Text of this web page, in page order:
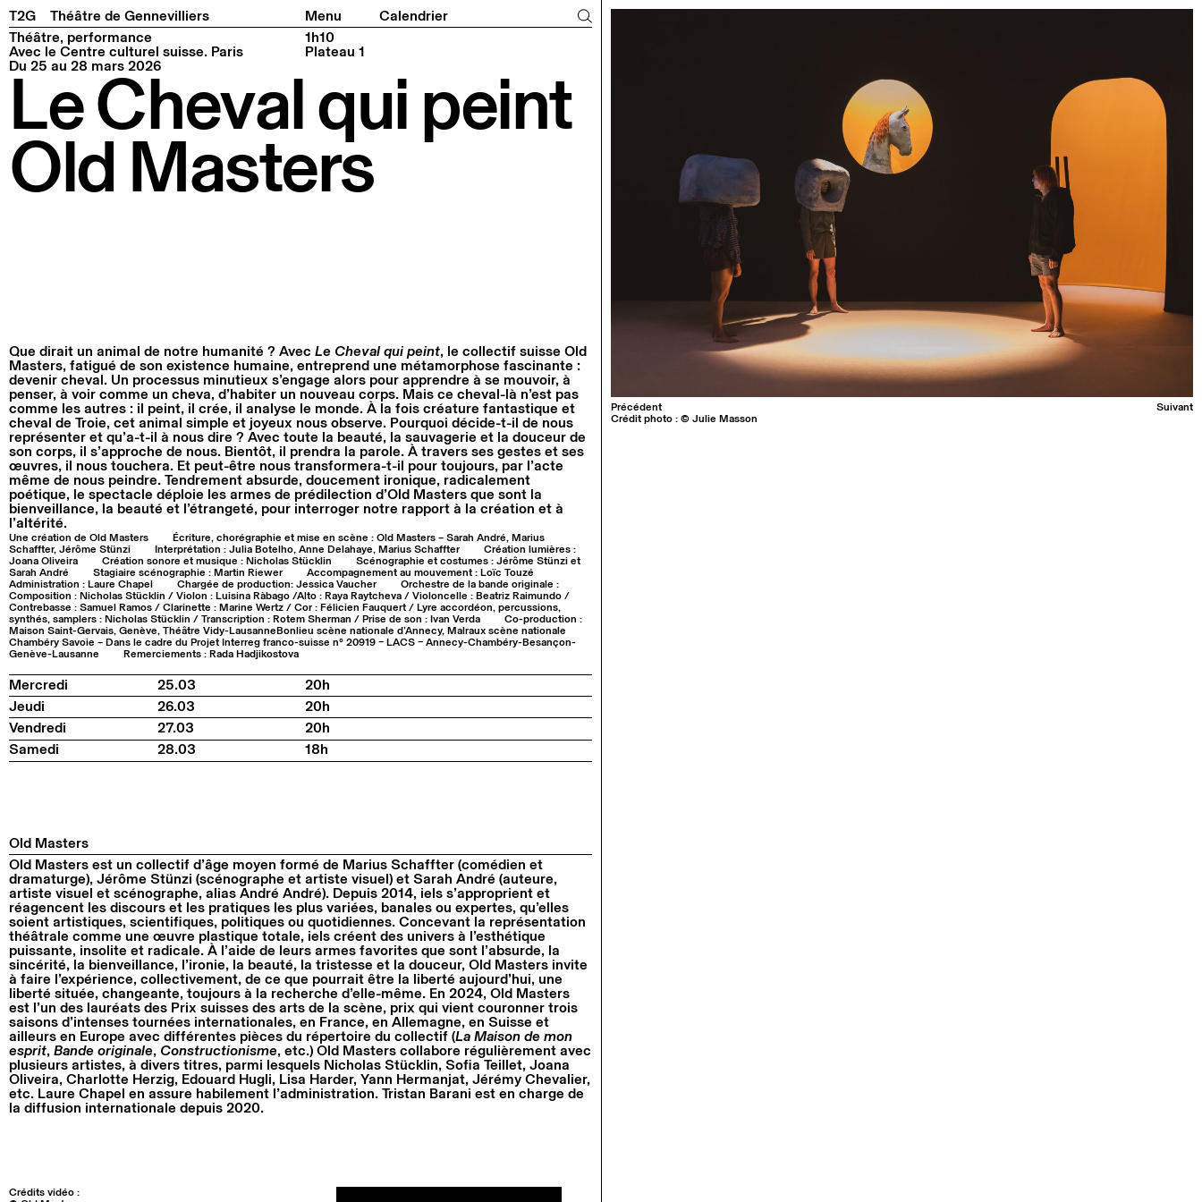
T2G Théâtre de Gennevilliers Menu Calendrier
Facebook
Instagram Tiktok
Plan du T2G
Théâtre, performance
Avec le Centre culturel suisse. Paris
Du 25 au 28 mars 2026
1h10
Plateau 1
Le Cheval qui peint
Old Masters
Que dirait un animal de notre humanité ? Avec Le Cheval qui peint, le collectif suisse Old
Masters, fatigué de son existence humaine, entreprend une métamorphose fascinante :
devenir cheval. Un processus minutieux s’engage alors pour apprendre à se mouvoir, à
penser, à voir comme un cheva, d’habiter un nouveau corps. Mais ce cheval-là n’est pas
comme les autres : il peint, il crée, il analyse le monde. À la fois créature fantastique et
cheval de Troie, cet animal simple et joyeux nous observe. Pourquoi décide-t-il de nous
représenter et qu’a-t-il à nous dire ? Avec toute la beauté, la sauvagerie et la douceur de
son corps, il s’approche de nous. Bientôt, il prendra la parole. À travers ses gestes et ses
œuvres, il nous touchera. Et peut-être nous transformera-t-il pour toujours, par l’acte
même de nous peindre. Tendrement absurde, doucement ironique, radicalement
poétique, le spectacle déploie les armes de prédilection d’Old Masters que sont la
bienveillance, la beauté et l’étrangeté, pour interroger notre rapport à la création et à
l’altérité.
Une création de Old Masters
Écriture, chorégraphie et mise en scène : Old Masters – Sarah André, Marius
Schaffter, Jérôme Stünzi
Interprétation : Julia Botelho, Anne Delahaye, Marius Schaffter
Création lumières :
Joana Oliveira
Création sonore et musique : Nicholas Stücklin
Scénographie et costumes : Jérôme Stünzi et
Sarah André
Stagiaire scénographie : Martin Riewer
Accompagnement au mouvement : Loïc Touzé
Administration : Laure Chapel
Chargée de production: Jessica Vaucher
Orchestre de la bande originale :
Composition : Nicholas Stücklin / Violon : Luisina Ràbago /Alto : Raya Raytcheva / Violoncelle : Beatriz Raimundo /
Contrebasse : Samuel Ramos / Clarinette : Marine Wertz / Cor : Félicien Fauquert / Lyre accordéon, percussions,
synthés, samplers : Nicholas Stücklin / Transcription : Rotem Sherman / Prise de son : Ivan Verda
Co-production :
Maison Saint-Gervais, Genève, Théâtre Vidy-LausanneBonlieu scène nationale d’Annecy, Malraux scène nationale
Chambéry Savoie – Dans le cadre du Projet Interreg franco-suisse n° 20919 – LACS – Annecy-Chambéry-Besançon-
Genève-Lausanne
Remerciements : Rada Hadjikostova
Mercredi 25.03
20h
Jeudi
26.03
20h
Vendredi
27.03
20h
Samedi
28.03 18h
Old Masters
Old Masters est un collectif d’âge moyen formé de Marius Schaffter (comédien et
dramaturge), Jérôme Stünzi (scénographe et artiste visuel) et Sarah André (auteure,
artiste visuel et scénographe, alias André André). Depuis 2014, iels s’approprient et
réagencent les discours et les pratiques les plus variées, banales ou expertes, qu’elles
soient artistiques, scientifiques, politiques ou quotidiennes. Concevant la représentation
théâtrale comme une œuvre plastique totale, iels créent des univers à l’esthétique
puissante, insolite et radicale. À l’aide de leurs armes favorites que sont l’absurde, la
sincérité, la bienveillance, l’ironie, la beauté, la tristesse et la douceur, Old Masters invite
à faire l’expérience, collectivement, de ce que pourrait être la liberté aujourd’hui, une
liberté située, changeante, toujours à la recherche d’elle-même. En 2024, Old Masters
est l’un des lauréats des Prix suisses des arts de la scène, prix qui vient couronner trois
saisons d’intenses tournées internationales, en France, en Allemagne, en Suisse et
ailleurs en Europe avec différentes pièces du répertoire du collectif (La Maison de mon
esprit, Bande originale, Constructionisme, etc.) Old Masters collabore régulièrement avec
plusieurs artistes, à divers titres, parmi lesquels Nicholas Stücklin, Sofia Teillet, Joana
Oliveira, Charlotte Herzig, Edouard Hugli, Lisa Harder, Yann Hermanjat, Jérémy Chevalier,
etc. Laure Chapel en assure habilement l’administration. Tristan Barani est en charge de
la diffusion internationale depuis 2020.
Crédits vidéo :
Précédent
Suivant
Crédit photo : © Julie Masson